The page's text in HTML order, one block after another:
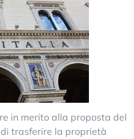
in merito alla proposta del
trasferire la proprietà